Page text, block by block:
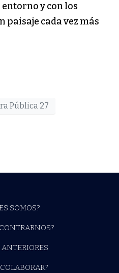
y con los
paisaje cada vez más
Pública 27
SOMOS?